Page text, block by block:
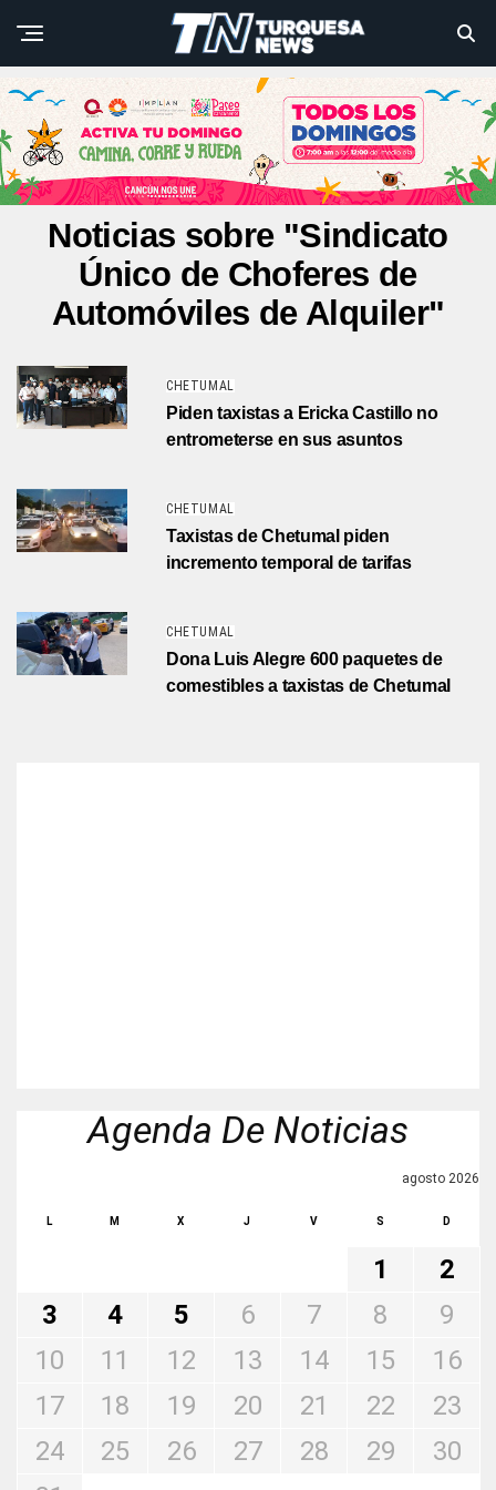
Noticias sobre "Sindicato
Único de Choferes de
Automóviles de Alquiler"
CHETUMAL
Piden taxistas a Ericka Castillo no
entrometerse en sus asuntos
CHETUMAL
Taxistas de Chetumal piden
incremento temporal de tarifas
CHETUMAL
Dona Luis Alegre 600 paquetes de
comestibles a taxistas de Chetumal
Agenda De Noticias
agosto 2026
L M X J V S D
1
2
3
4 5 6 7 8
9
10
11 12 13 14 15
16
17
18 19 20 21 22
23
24
25 26 27 28 29
30